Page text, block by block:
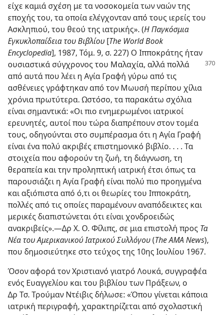
είχε καμιά σχέση με τα νοσοκομεία των ναών της
εποχής του, τα οποία ελέγχονταν από τους ιερείς του
Ασκληπιού, του θεού της ιατρικής». (Η Παγκόσμια
Εγκυκλοπαίδεια του Βιβλίου [The World Book
Encyclopedia], 1987, Τόμ. 9, σ. 227) Ο Ιπποκράτης ήταν
ουσιαστικά σύγχρονος του Μαλαχία, αλλάπολλά
από αυτά που λέει η Αγία Γραφή γύρω από τις
ασθένειες γράφτηκαν από τον Μωυσή περίπου χίλια
χρόνια πρωτύτερα. Ωστόσο, τα παρακάτω σχόλια
είναι σημαντικά: «Οι πιο ενημερωμένοι ιατρικοί
ερευνητές, αυτοί που τώρα διαπρέπουν στον τομέα
τους, οδηγούνται στο συμπέρασμα ότι η Αγία Γραφή
είναι ένα πολύ ακριβές επιστημονικό βιβλίο. . . . Τα
στοιχεία που αφορούν τη ζωή, τη διάγνωση, τη
θεραπεία και την προληπτική ιατρική έτσι όπως τα
παρουσιάζει η Αγία Γραφή είναι πολύ πιο προηγμένα
και αξιόπιστα από ό,τι οι θεωρίες του Ιπποκράτη,
πολλές από τις οποίες παραμένουν αναπόδεικτες και
μερικές διαπιστώνεται ότι είναι χονδροειδώς
ανακριβείς».—Δρ Χ. Ο. Φίλιπς, σε μια επιστολή προς Τα
Νέα του Αμερικανικού Ιατρικού Συλλόγου(The AMA News),
που δημοσιεύτηκε στο τεύχος της 10ης Ιουλίου 1967.
Όσον αφορά τον Χριστιανό γιατρό Λουκά, συγγραφέα
ενός Ευαγγελίου και του βιβλίου των Πράξεων, ο
Δρ Τσ. Τρούμαν Ντέιβις δήλωσε: «Όπου γίνεται κάποια
ιατρική περιγραφή, χαρακτηρίζεται από σχολαστική